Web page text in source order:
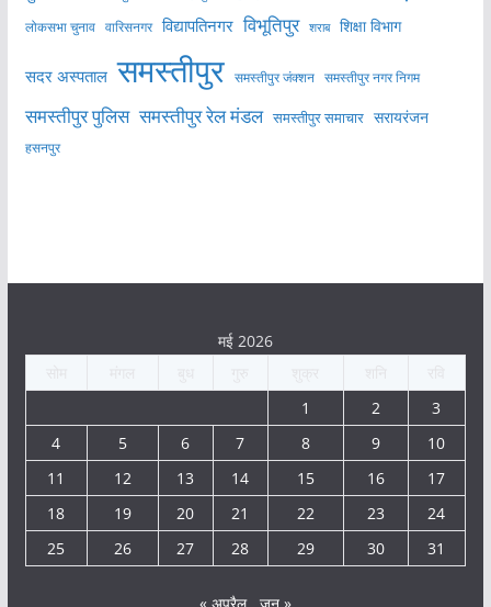
लोकसभा चुनाव वारिसनगर विद्यापतिनगर विभूतिपुर शराब शिक्षा विभाग
सदर अस्पताल समस्तीपुर समस्तीपुर जंक्शन समस्तीपुर नगर निगम
समस्तीपुर पुलिस समस्तीपुर रेल मंडल समस्तीपुर समाचार सरायरंजन
हसनपुर
मई 2026
1
2
3
4
5 6 7 8 9
10
11
12 13 14 15 16
17
18
19 20 21 22 23
24
25
26 27 28 29 30 31